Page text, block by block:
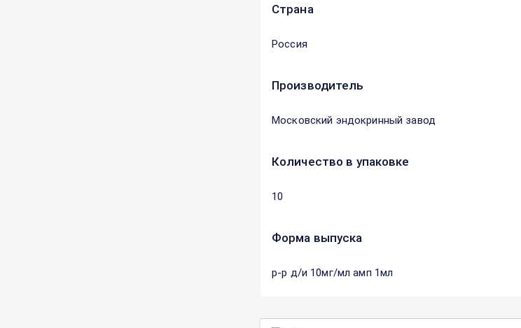
Страна
Россия
Производитель
Московский эндокринный завод
Количество в упаковке
10
Форма выпуска
р-р д/и 10мг/мл амп 1мл